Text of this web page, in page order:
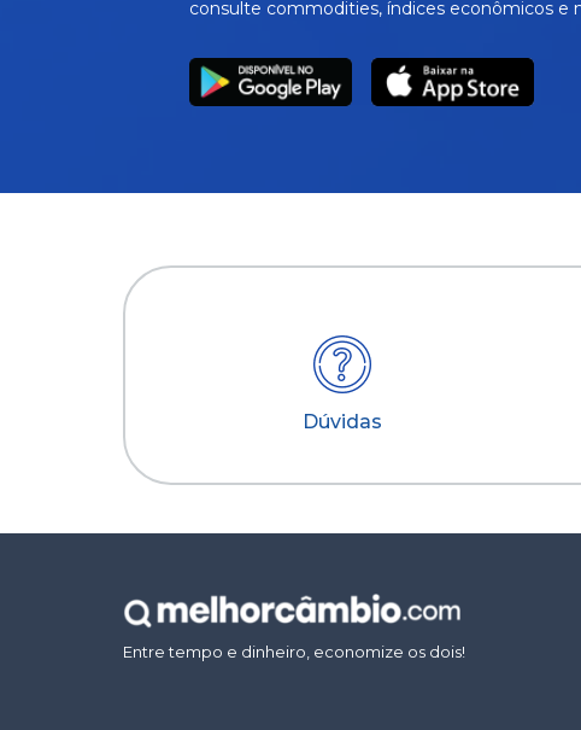
consulte commodities, índices econômicos e
Dúvidas
Entre tempo e dinheiro, economize os dois!